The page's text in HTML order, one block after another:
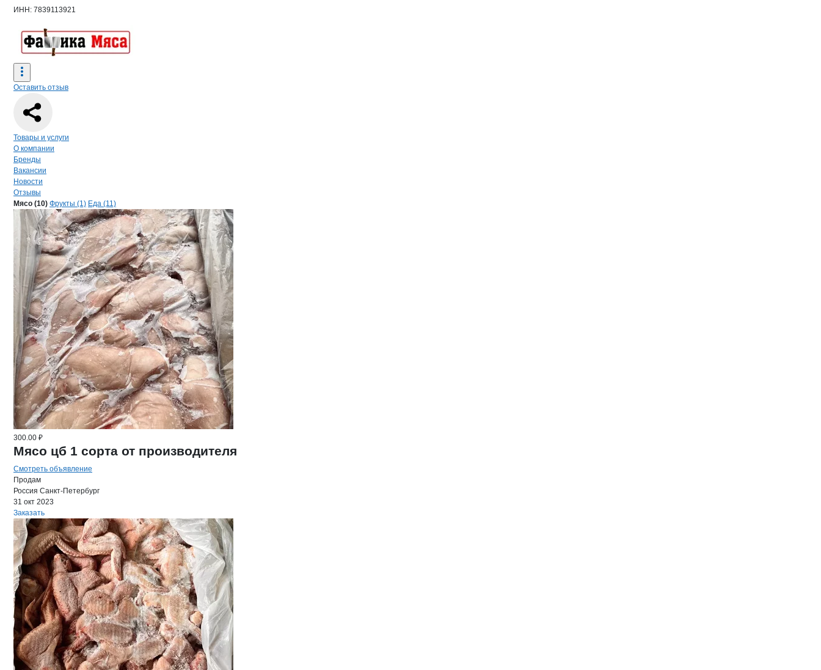
ИНН: 7839113921
Оставить отзыв
Навигация по странице
Товары и услуги
О компании
Бренды
Вакансии
Новости
Отзывы
ПродукцияФабрика мяса, ООО
Навигация по продуктам
Мясо (10) Фрукты (1) Еда (11)
300.00 ₽
Мясо цб 1 сорта от производителя
Смотреть объявление
Продам
Россия Санкт-Петербург
31 окт 2023
Заказать